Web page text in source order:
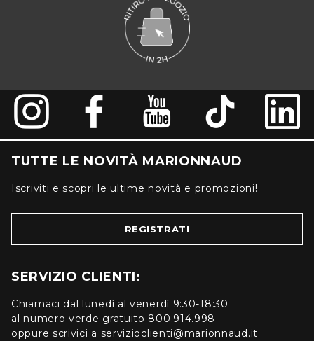
TUTTE LE NOVITÀ MARIONNAUD
Iscriviti e scopri le ultime novità e promozioni!
REGISTRATI
SERVIZIO CLIENTI:
Chiamaci dal lunedì al venerdì 9:30-18:30
al numero verde gratuito 800.914.998
oppure scrivici a servizioclienti@marionnaud.it